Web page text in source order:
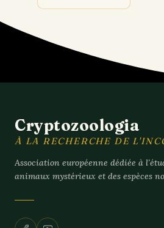
Cryptozoologia
À LA RECHERCHE DE
Association européenne dédiée à
animaux mystérieux et des espèces